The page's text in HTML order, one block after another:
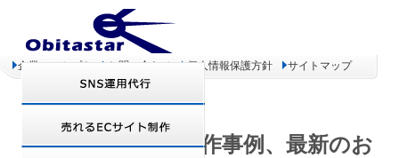
企業コンセプト お問い合わせ 個人情報保護方針 サイトマップ
オビタスター 制作事例、最新のお